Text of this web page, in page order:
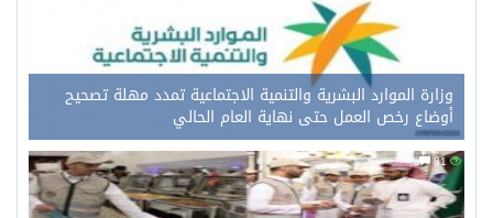
وزارة الموارد البشرية والتنمية الاجتماعية تمدد مهلة تصحيح
أوضاع رخص العمل حتى نهاية العام الحالي
81
0